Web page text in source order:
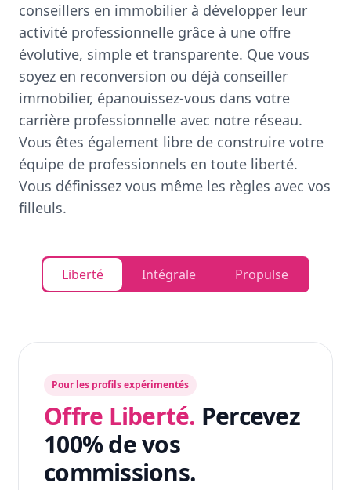
conseillers en immobilier à développer leur
activité professionnelle grâce à une offre
évolutive, simple et transparente. Que vous
soyez en reconversion ou déjà conseiller
immobilier, épanouissez-vous dans votre
carrière professionnelle avec notre réseau.
Vous êtes également libre de construire votre
équipe de professionnels en toute liberté.
Vous définissez vous même les règles avec vos
filleuls.
Liberté Intégrale Propulse
Pour les profils expérimentés
Offre Liberté. Percevez
100% de vos
commissions.